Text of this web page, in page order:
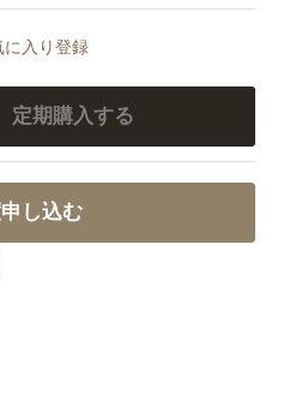
まで数量の変更・解約はでき
どお試しいただいた上でお申
5回目以降も継続してお届け
し込みいただけますが、初回
に入り登録
定期購入する
し込む